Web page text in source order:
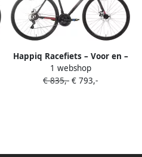
Happiq Racefiets – Voor en –
Lichtgewicht aluminium 14
versnellingen – 71 cm wielen
1 webshop
€ 835,- € 793,-